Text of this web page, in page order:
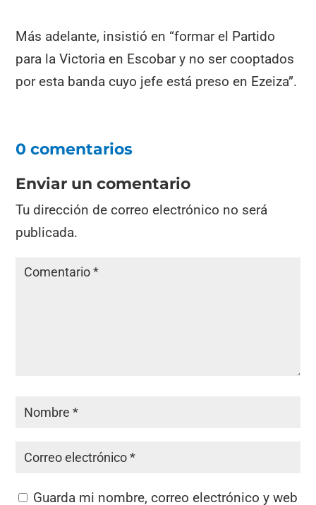
Más adelante, insistió en “formar el Partido
para la Victoria en Escobar y no ser cooptados
por esta banda cuyo jefe está preso en Ezeiza”.
0 comentarios
Enviar un comentario
Tu dirección de correo electrónico no será
publicada.
Guarda mi nombre, correo electrónico y web